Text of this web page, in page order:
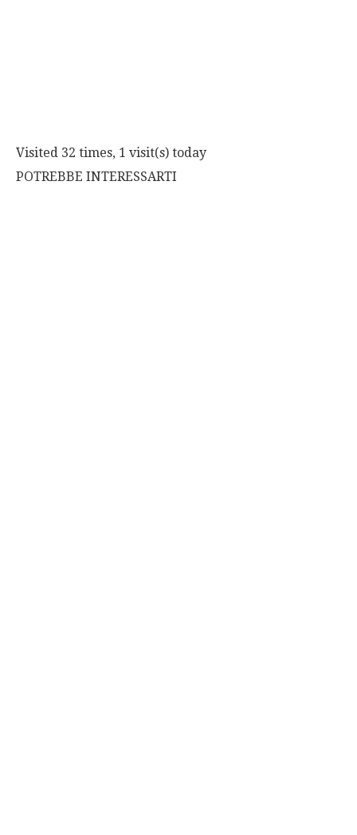
Visited 32 times, 1 visit(s) today
POTREBBE INTERESSARTI